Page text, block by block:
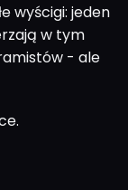
wyścigi: jeden
w tym
- ale